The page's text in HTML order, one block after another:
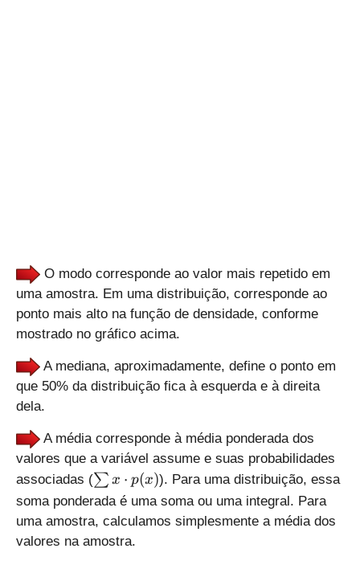
O modo corresponde ao valor mais repetido em
uma amostra. Em uma distribuição, corresponde ao
ponto mais alto na função de densidade, conforme
mostrado no gráfico acima.
A mediana, aproximadamente, define o ponto em
que 50% da distribuição fica à esquerda e à direita
dela.
A média corresponde à média ponderada dos
valores que a variável assume e suas probabilidades
associadas (\
s
m
x
∑ x ⋅ p(x)). Para uma distribuição, essa
soma ponderada é uma soma ou uma integral. Para
uma amostra, calculamos simplesmente a média dos
valores na amostra.